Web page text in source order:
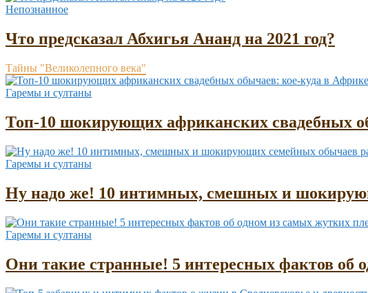
Непознанное
Что предсказал Абхигья Ананд на 2021 год?
Тайны "Великолепного века"
Гаремы и султаны
Топ-10 шокирующих африканских свадебных
Гаремы и султаны
Ну надо же! 10 интимных, смешных и
Гаремы и султаны
Они такие странные! 5 интересных фактов